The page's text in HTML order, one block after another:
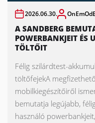
2026.06.30.
A SANDBERG
POWERBANKJEIT ÉS
TÖLTŐIT
Félig szilárdtest-
töltőfejekA
mobilkiegészítőiről
bemutatja legújabb,
használó